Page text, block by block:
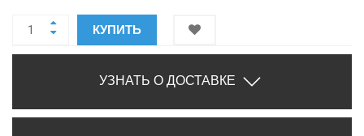
КУПИТЬ
УЗНАТЬ О ДОСТАВКЕ